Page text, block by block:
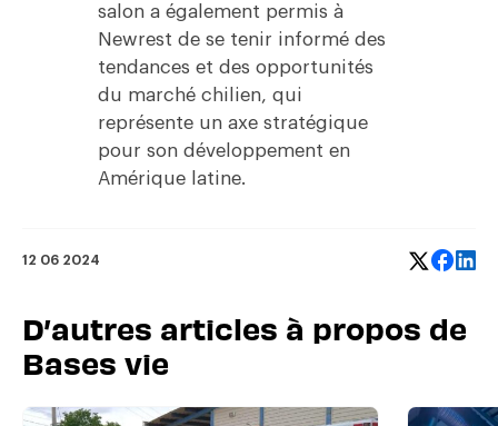
salon a également permis à
Newrest de se tenir informé des
tendances et des opportunités
du marché chilien, qui
représente un axe stratégique
pour son développement en
Amérique latine.
12 06 2024
D’autres articles à propos de
Bases vie